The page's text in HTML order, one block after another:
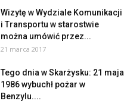
Wizytę w Wydziale Komunikacji
i Transportu w starostwie
można umówić przez...
21 marca 2017
Tego dnia w Skarżysku: 21 maja
1986 wybuchł pożar w
Benzylu....